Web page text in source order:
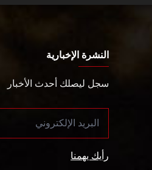
النشرة الإخبارية
سجل ليصلك أحدث الأخبار
رأيك يهمنا